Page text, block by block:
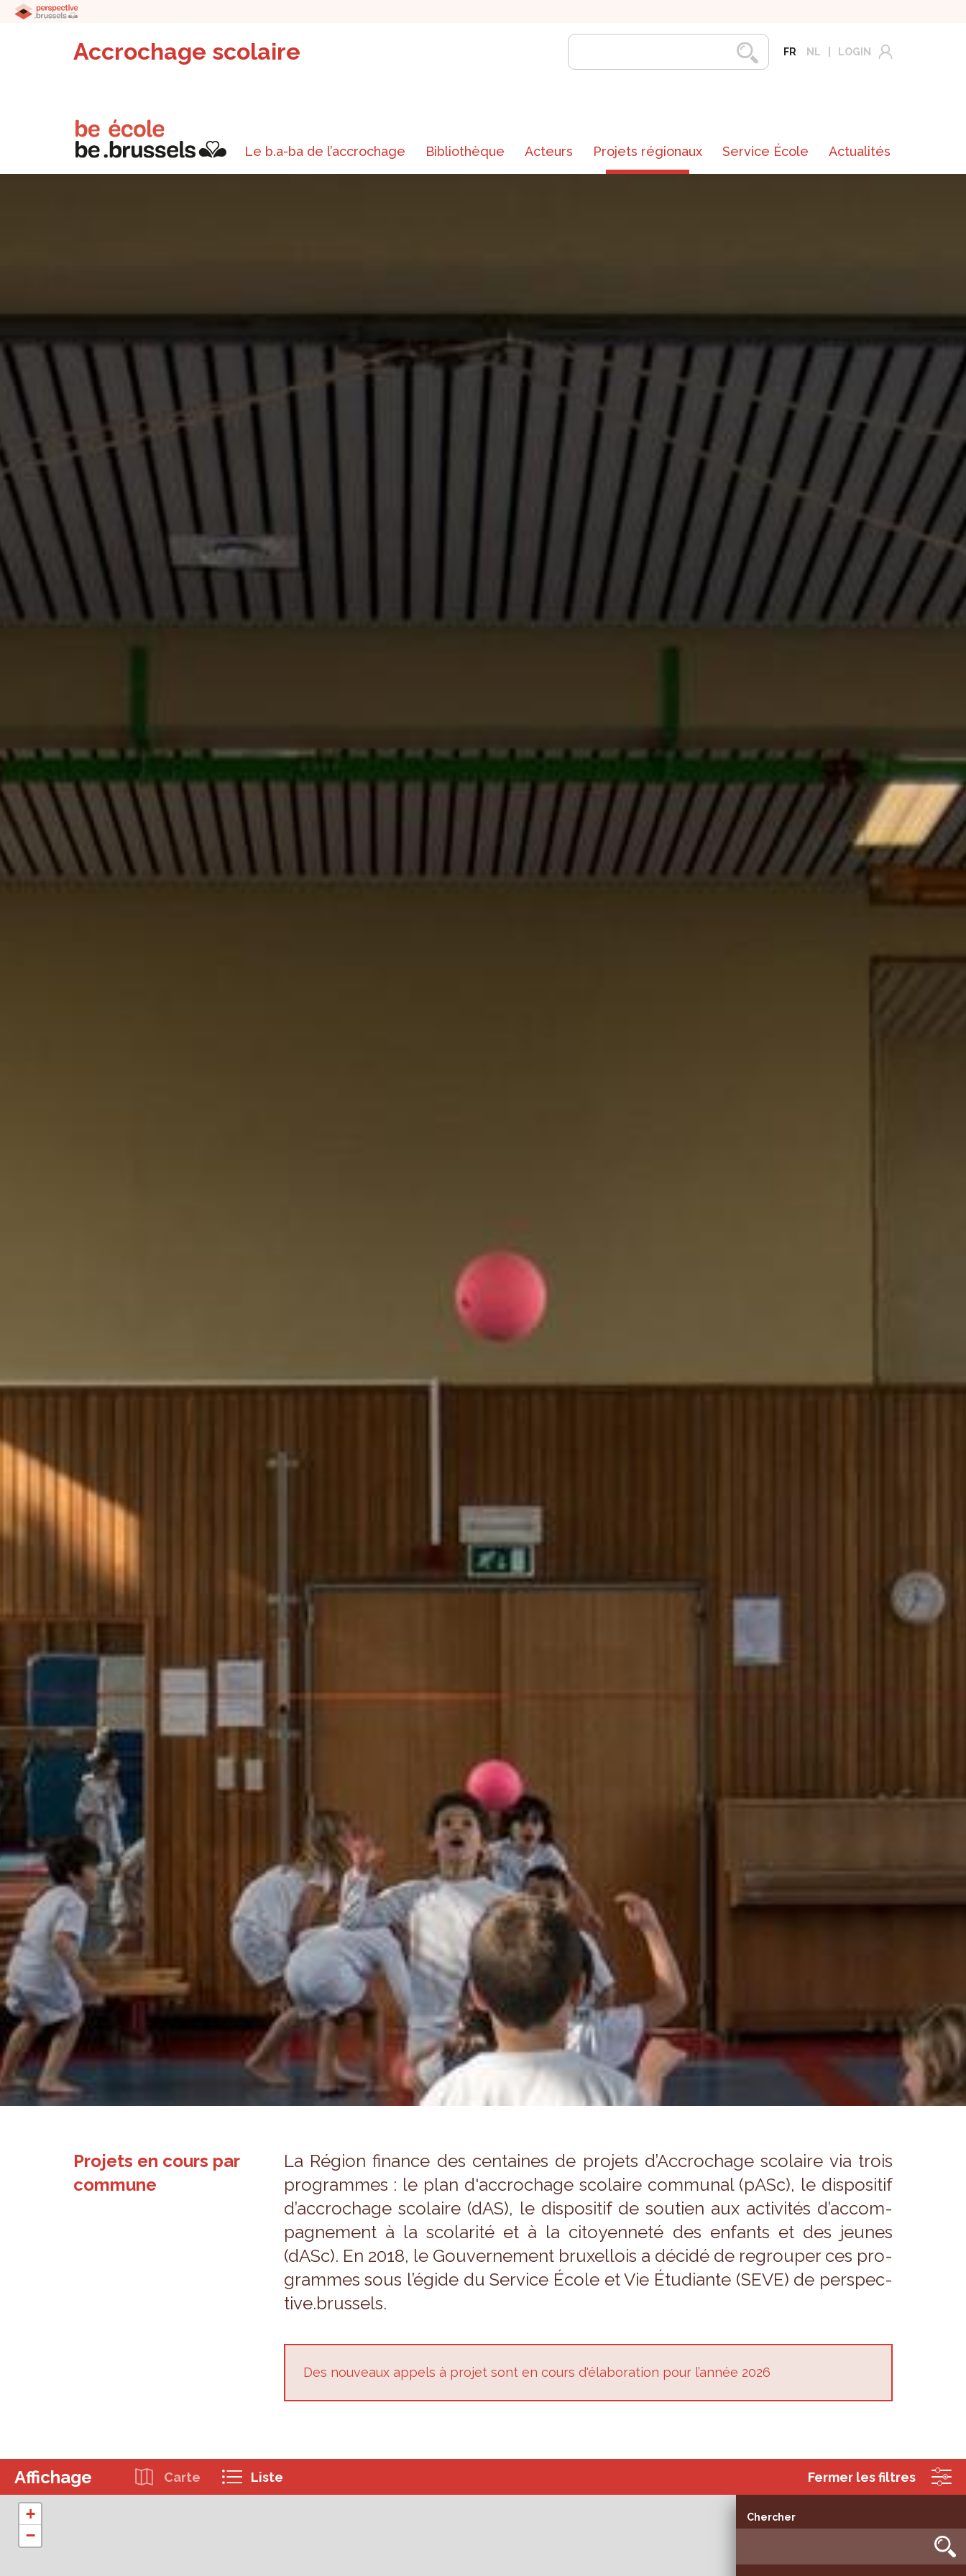
Accrochage scolaire FR NL LOGIN
Le b.a-ba de l’accrochage Bibliothèque Acteurs Projets régionaux Service École Actualités
Projets en cours par
commune
La Région finance des cen­taines de pro­jets d’Ac­cro­chage sco­laire via trois
pro­grammes : le plan d'ac­cro­chage sco­laire com­mu­nal (pASc), le dis­po­si­tif
d’ac­cro­chage sco­laire (dAS), le dis­po­si­tif de sou­tien aux acti­vi­tés d’ac­com­
pa­gne­ment à la sco­la­rité et à la citoyen­neté des enfants et des jeunes
(dASc). En 2018, le Gou­ver­ne­ment bruxel­lois a décidé de regrou­per ces pro­
grammes sous l’égide du Ser­vice École et Vie Étu­diante (SEVE) de pers­pec­
tive.brus­sels.
Des nou­veaux appels à pro­jet sont en cours d'éla­bo­ra­tion pour l’an­née 2026
Affichage Carte Liste Fermer les filtres
+
−
Chercher